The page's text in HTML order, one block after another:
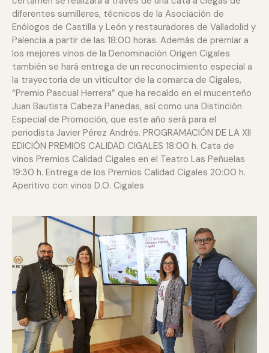
diferentes sumilleres, técnicos de la Asociación de
Enólogos de Castilla y León y restauradores de Valladolid y
Palencia a partir de las 18:00 horas. Además de premiar a
los mejores vinos de la Denominación Origen Cigales
también se hará entrega de un reconocimiento especial a
la trayectoria de un viticultor de la comarca de Cigales,
“Premio Pascual Herrera” que ha recaído en el mucenteño
Juan Bautista Cabeza Panedas, así como una Distinción
Especial de Promoción, que este año será para el
periodista Javier Pérez Andrés. PROGRAMACIÓN DE LA XII
EDICIÓN PREMIOS CALIDAD CIGALES 18:00 h. Cata de
vinos Premios Calidad Cigales en el Teatro Las Peñuelas
19:30 h. Entrega de los Premios Calidad Cigales 20:00 h.
Aperitivo con vinos D.O. Cigales